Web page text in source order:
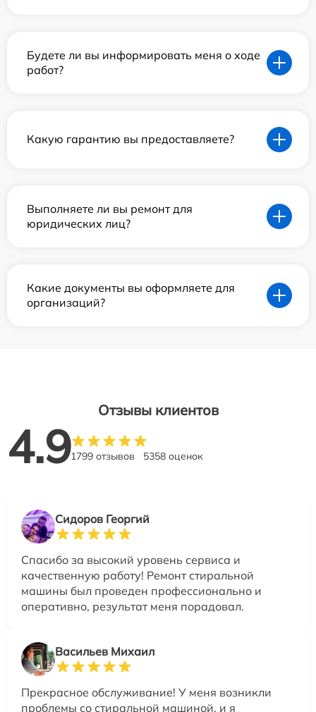
Будете ли вы информировать меня о ходе
работ?
Какую гарантию вы предоставляете?
Выполняете ли вы ремонт для
юридических лиц?
Какие документы вы оформляете для
организаций?
Отзывы клиентов
4.91799 отзывов 5358 оценок
Сидоров Георгий
Спасибо за высокий уровень сервиса и
качественную работу! Ремонт стиральной
машины был проведен профессионально и
оперативно, результат меня порадовал.
Васильев Михаил
Прекрасное обслуживание! У меня возникли
проблемы со стиральной машиной, и я